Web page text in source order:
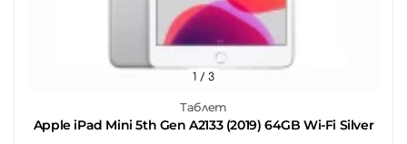
Таблет
Apple iPad Mini 5th Gen A2133 (2019) 64GB Wi-Fi Silver
1 / 3